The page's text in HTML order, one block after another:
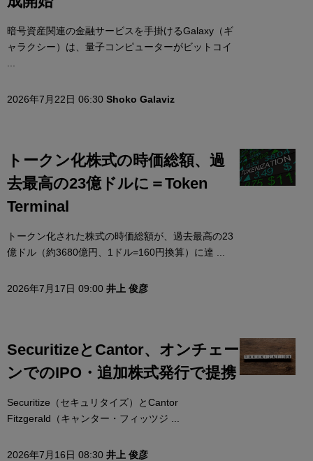
暗号資産関連の金融サービスを手掛けるGalaxy（ギ
ャラクシー）は、量子コンピューターがビットコイ
2026年7月22日 06:30 Shoko Galaviz
トークン化株式の時価総額、過
去最高の23億ドルに＝Token
Terminal
トークン化された株式の時価総額が、過去最高の23
億ドル（約3680億円、1ドル=160円換算）に達 ...
2026年7月17日 09:00 井上 俊彦
SecuritizeとCantor、オンチェー
ンでのIPO・追加株式発行で提携
Securitize（セキュリタイズ）とCantor
Fitzgerald（キャンター・フィッツジ ...
2026年7月16日 08:30 井上 俊彦